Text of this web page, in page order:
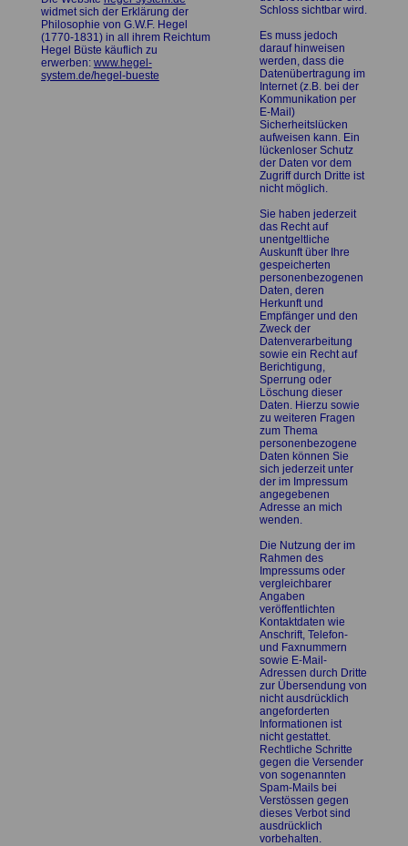
widmet sich der Erklärung der
Philosophie von G.W.F. Hegel
(1770-1831) in all ihrem Reichtum
Hegel Büste käuflich zu
erwerben: www.hegel-
system.de/hegel-bueste
Schloss sichtbar wird.
Es muss jedoch
darauf hinweisen
werden, dass die
Datenübertragung im
Internet (z.B. bei der
Kommunikation per
E-Mail)
Sicherheitslücken
aufweisen kann. Ein
lückenloser Schutz
der Daten vor dem
Zugriff durch Dritte ist
nicht möglich.
Sie haben jederzeit
das Recht auf
unentgeltliche
Auskunft über Ihre
gespeicherten
personenbezogenen
Daten, deren
Herkunft und
Empfänger und den
Zweck der
Datenverarbeitung
sowie ein Recht auf
Berichtigung,
Sperrung oder
Löschung dieser
Daten. Hierzu sowie
zu weiteren Fragen
zum Thema
personenbezogene
Daten können Sie
sich jederzeit unter
der im Impressum
angegebenen
Adresse an mich
wenden.
Die Nutzung der im
Rahmen des
Impressums oder
vergleichbarer
Angaben
veröffentlichten
Kontaktdaten wie
Anschrift, Telefon-
und Faxnummern
sowie E-Mail-
Adressen durch Dritte
zur Übersendung von
nicht ausdrücklich
angeforderten
Informationen ist
nicht gestattet.
Rechtliche Schritte
gegen die Versender
von sogenannten
Spam-Mails bei
Verstössen gegen
dieses Verbot sind
ausdrücklich
vorbehalten.